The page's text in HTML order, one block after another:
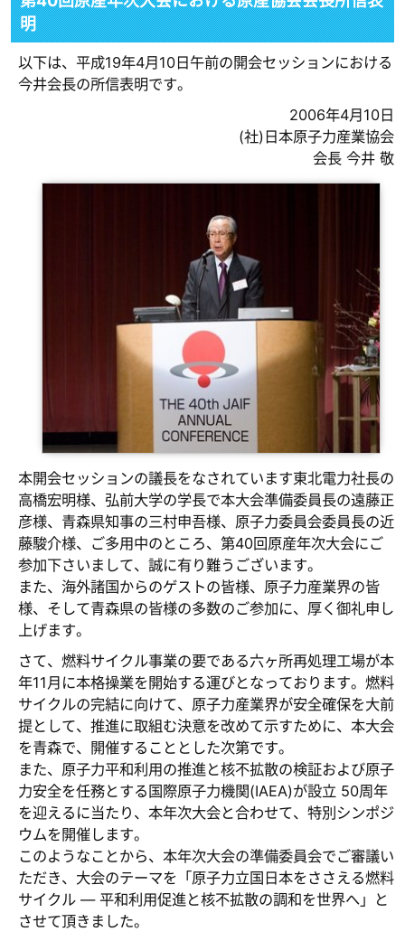
明
以下は、平成19年4月10日午前の開会セッションにおける
今井会長の所信表明です。
2006年4月10日
(社)日本原子力産業協会
会長 今井 敬
本開会セッションの議長をなされています東北電力社長の
高橋宏明様、弘前大学の学長で本大会準備委員長の遠藤正
彦様、青森県知事の三村申吾様、原子力委員会委員長の近
藤駿介様、ご多用中のところ、第40回原産年次大会にご
参加下さいまして、誠に有り難うございます。
また、海外諸国からのゲストの皆様、原子力産業界の皆
様、そして青森県の皆様の多数のご参加に、厚く御礼申し
上げます。
さて、燃料サイクル事業の要である六ヶ所再処理工場が本
年11月に本格操業を開始する運びとなっております。燃料
サイクルの完結に向けて、原子力産業界が安全確保を大前
提として、推進に取組む決意を改めて示すために、本大会
を青森で、開催することとした次第です。
また、原子力平和利用の推進と核不拡散の検証および原子
力安全を任務とする国際原子力機関(IAEA)が設立 50周年
を迎えるに当たり、本年次大会と合わせて、特別シンポジ
ウムを開催します。
このようなことから、本年次大会の準備委員会でご審議い
ただき、大会のテーマを「原子力立国日本をささえる燃料
サイクル — 平和利用促進と核不拡散の調和を世界へ」と
させて頂きました。